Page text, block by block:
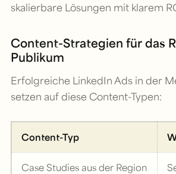
skalierbare Lösungen mit klarem
Content-Strategien für das
Publikum
Erfolgreiche LinkedIn Ads in der
setzen auf diese Content-Typen:
Content-Typ
Case Studies aus der Region